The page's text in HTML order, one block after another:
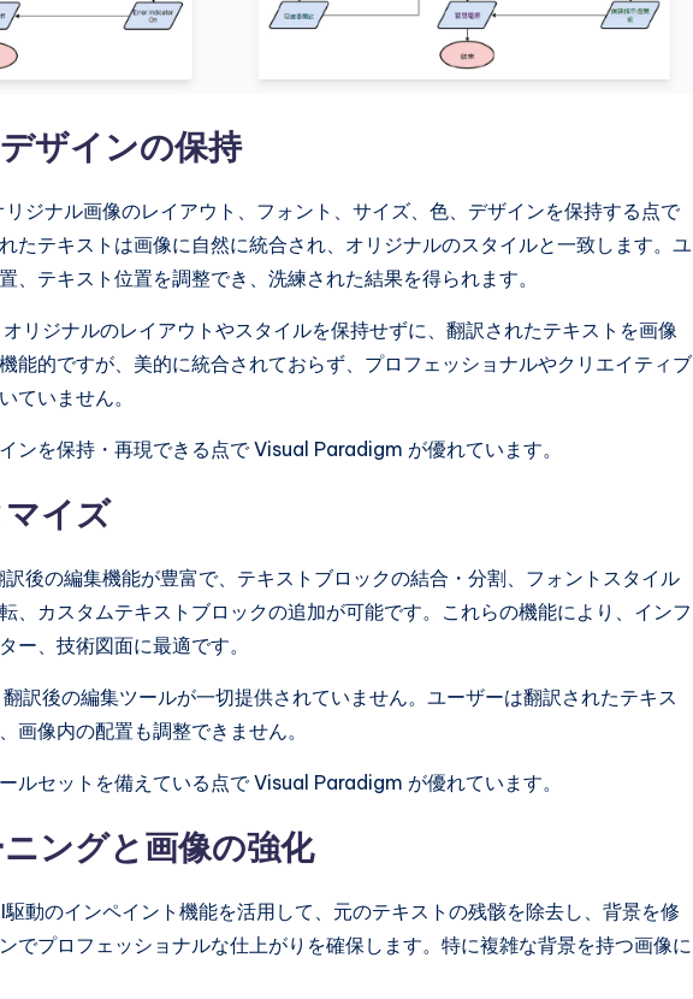
ザインの保持
リジナル画像のレイアウト、フォント、サイズ、色、デザインを保持する点で
たテキストは画像に自然に統合され、オリジナルのスタイルと一致します。ユ
、テキスト位置を調整でき、洗練された結果を得られます。
オリジナルのレイアウトやスタイルを保持せずに、翻訳されたテキストを画像
能的ですが、美的に統合されておらず、プロフェッショナルやクリエイティブ
ていません。
ンを保持・再現できる点で Visual Paradigm が優れています。
イズ
訳後の編集機能が豊富で、テキストブロックの結合・分割、フォントスタイル
、カスタムテキストブロックの追加が可能です。これらの機能により、インフ
ー、技術図面に最適です。
翻訳後の編集ツールが一切提供されていません。ユーザーは翻訳されたテキス
画像内の配置も調整できません。
ルセットを備えている点で Visual Paradigm が優れています。
ングと画像の強化
駆動のインペイント機能を活用して、元のテキストの残骸を除去し、背景を修
でプロフェッショナルな仕上がりを確保します。特に複雑な背景を持つ画像に